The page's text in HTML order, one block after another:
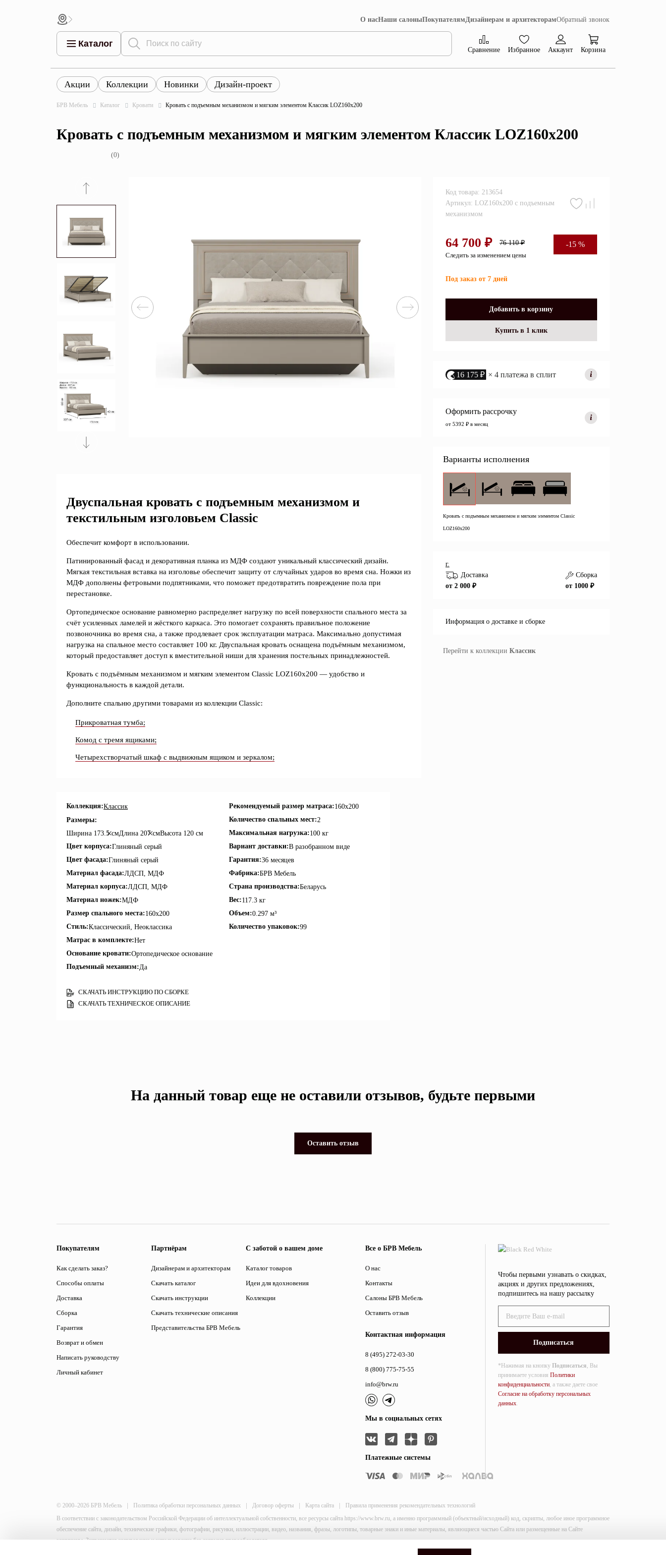
О насНаши салоныПокупателямДизайнерам и архитекторамОбратный звонок
Каталог
Сравнение Избранное Аккаунт Корзина
Все товары
Шкафы
Кровати
Зеркала
Матрасы
Прихожие
Декор
Все товары
Все товары каталога
Перейти
Коллекция Далия
Перейти
Коллекция Сиена
Перейти
Популярные категории
Вертикальные
Комплекты прихожих
Комбинированные
матрасы
Письменные столы Двуспальные кровати
Туалетные столы Шкафы-витрины Узкие комоды Распашные шкафы
Трехстворчатые
Обувные тумбы Прикроватные тумбы
Акции Коллекции Новинки Дизайн-проект
БРВ Мебель Каталог Кровати Кровать с подъемным механизмом и мягким элементом Классик LOZ160x200
Кровать с подъемным механизмом и мягким элементом Классик LOZ160x200
(0)
Двуспальная кровать с подъемным механизмом и
текстильным изголовьем Classic
Обеспечит комфорт в использовании.
Патинированный фасад и декоративная планка из МДФ создают уникальный классический дизайн.
Мягкая текстильная вставка на изголовье обеспечит защиту от случайных ударов во время сна. Ножки из
МДФ дополнены фетровыми подпятниками, что поможет предотвратить повреждение пола при
перестановке.
Ортопедическое основание равномерно распределяет нагрузку по всей поверхности спального места за
счёт усиленных ламелей и жёсткого каркаса. Это помогает сохранять правильное положение
позвоночника во время сна, а также продлевает срок эксплуатации матраса. Максимально допустимая
нагрузка на спальное место составляет 100 кг. Двуспальная кровать оснащена подъёмным механизмом,
который предоставляет доступ к вместительной ниши для хранения постельных принадлежностей.
Кровать с подъёмным механизмом и мягким элементом Classic LOZ160x200 — удобство и
функциональность в каждой детали.
Дополните спальню другими товарами из коллекции Classic:
Прикроватная тумба;
Комод с тремя ящиками;
Четырехстворчатый шкаф с выдвижным ящиком и зеркалом;
Коллекция:Классик
Размеры:
Ширина 173.5 смДлина 207 смВысота 120 см
Цвет корпуса:Глиняный серый
Цвет фасада:Глиняный серый
Материал фасада:ЛДСП, МДФ
Материал корпуса:ЛДСП, МДФ
Материал ножек:МДФ
Размер спального места:160х200
Стиль:Классический, Неоклассика
Матрас в комплекте:Нет
Основание кровати:Ортопедическое основание
Подъемный механизм:Да
Рекомендуемый размер матраса:160х200
Количество спальных мест:2
Максимальная нагрузка:100 кг
Вариант доставки:В разобранном виде
Гарантия:36 месяцев
Фабрика:БРВ Мебель
Страна производства:Беларусь
Вес:117.3 кг
Объем:0.297 м³
Количество упаковок:99
СКАЧАТЬ ИНСТРУКЦИЮ ПО СБОРКЕ
СКАЧАТЬ ТЕХНИЧЕСКОЕ ОПИСАНИЕ
Код товара: 213654
Артикул: LOZ160x200 с подъемным
механизмом
76 110 ₽
64 700 ₽
Следить за изменением цены
-15 %
Под заказ от 7 дней
Добавить в корзину
Купить в 1 клик
16 175 ₽ × 4 платежа в сплит
Оформить рассрочку
от 5392 ₽ в месяц
Варианты исполнения
Кровать с подъемным механизмом и мягким элементом Classic
LOZ160x200
г.
Доставка
от 2 000 ₽
Сборка
от 1000 ₽
Информация о доставке и сборке
Перейти к коллекции Классик
На данный товар еще не оставили отзывов, будьте первыми
Оставить отзыв
Покупателям
Как сделать заказ?
Способы оплаты
Доставка
Сборка
Гарантия
Возврат и обмен
Написать руководству
Личный кабинет
Партнёрам
Дизайнерам и архитекторам
Скачать каталог
Скачать инструкции
Скачать технические описания
Представительства БРВ Мебель
С заботой о вашем доме
Каталог товаров
Идеи для вдохновения
Коллекции
Все о БРВ Мебель
О нас
Контакты
Салоны БРВ Мебель
Оставить отзыв
Контактная информация
8 (495) 272-03-30
8 (800) 775-75-55
info@brw.ru
Мы в социальных сетях
Платежные системы
Чтобы первыми узнавать о скидках,
акциях и других предложениях,
подпишитесь на нашу рассылку
*Нажимая на кнопку Подписаться , Вы
принимаете условия Политики
конфиденциальности, а также даете свое
Согласие на обработку персональных
данных.
© 2000–2026 БРВ Мебель | Политика обработки персональных данных | Договор оферты | Карта сайта |
Правила применения рекомендательных технологий
В соответствии с законодательством Российской Федерации об интеллектуальной собственности, все ресурсы сайта https://www.brw.ru, а именно программный (объектный/исходный) код, скрипты, любое иное программное
обеспечение сайта, дизайн, технические графики, фотографии, рисунки, иллюстрации, видео, названия, фразы, логотипы, товарные знаки и иные материалы, являющиеся частью Сайта или размещенные на Сайте
защищены. Запрещается копирование и использование без согласия правообладателя.